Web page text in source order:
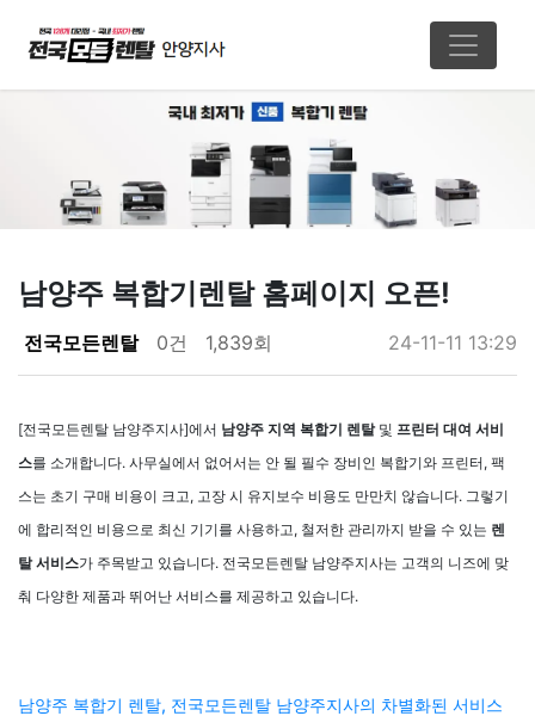
남양주 복합기렌탈 홈페이지 오픈!
페이지 정보
전국모든렌탈 0건 1,839회 24-11-11 13:29
[전국모든렌탈 남양주지사]에서 남양주 지역 복합기 렌탈및 프린터 대여 서비
스를 소개합니다. 사무실에서 없어서는 안 될 필수 장비인 복합기와 프린터, 팩
스는 초기 구매 비용이 크고, 고장 시 유지보수 비용도 만만치 않습니다. 그렇기
에 합리적인 비용으로 최신 기기를 사용하고, 철저한 관리까지 받을 수 있는 렌
탈 서비스가 주목받고 있습니다. 전국모든렌탈 남양주지사는 고객의 니즈에 맞
춰 다양한 제품과 뛰어난 서비스를 제공하고 있습니다.
남양주 복합기 렌탈, 전국모든렌탈 남양주지사의 차별화된 서비스